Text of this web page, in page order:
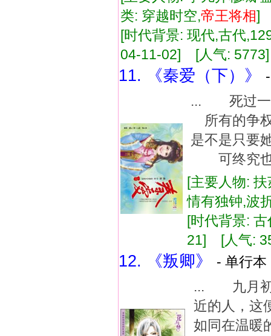
类: 穿越时空,帝王将相
[时代背景: 现代,古代
04-11-02] [人气:
11. 《秦爱（下）》
... 死过一
所有的争
是不是只要
可终究也
[主要人物:
情有独钟,
[时代背景:
21] [人气:
12. 《叛卿》
- 单行
... 九月初
近的人，
如同在温